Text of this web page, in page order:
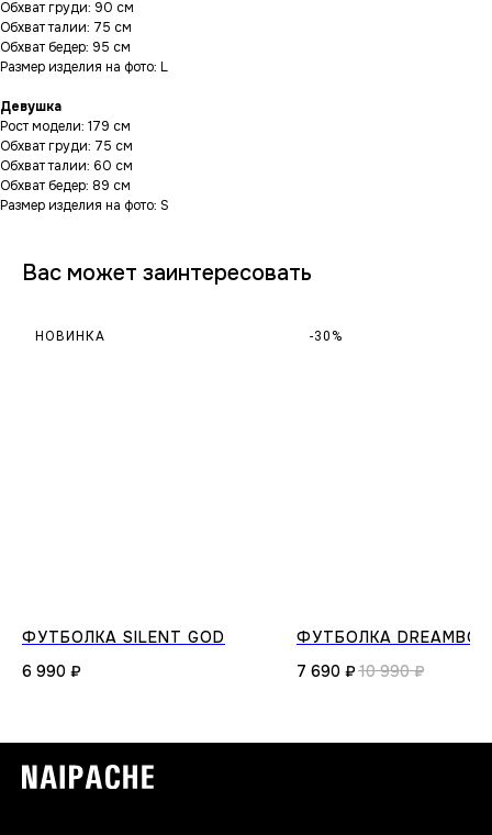
Обхват груди: 90 см
Обхват талии: 75 см
Обхват бедер: 95 см
Размер изделия на фото: L
Девушка
Рост модели: 179 см
Обхват груди: 75 см
Обхват талии: 60 см
Обхват бедер: 89 см
Размер изделия на фото: S
Вас может заинтересовать
НОВИНКА
ФУТБОЛКА SILENT GOD
6 990 ₽
-30%
ФУТБОЛКА
7 690 ₽10 990 ₽